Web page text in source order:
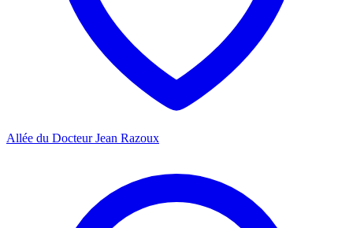
Allée du Docteur Jean Razoux